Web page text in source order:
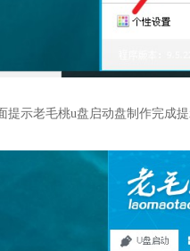
提示老毛桃u盘启动盘制作完成